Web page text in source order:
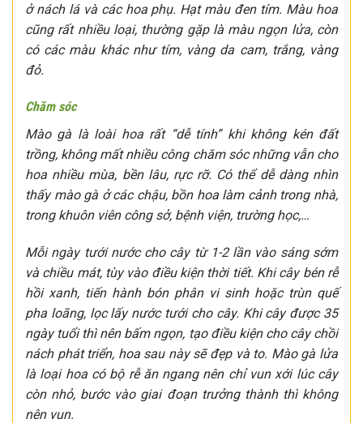
ở nách lá và các hoa phụ. Hạt màu đen tím. Màu hoa
cũng rất nhiều loại, thường gặp là màu ngọn lửa, còn
có các màu khác như tím, vàng da cam, trắng, vàng
đỏ.
Chăm sóc
Mào gà là loài hoa rất “dễ tính” khi không kén đất
trồng, không mất nhiều công chăm sóc những vẫn cho
hoa nhiều mùa, bền lâu, rực rỡ. Có thể dễ dàng nhìn
thấy mào gà ở các chậu, bồn hoa làm cảnh trong nhà,
trong khuôn viên công sở, bệnh viện, trường học,…
Mỗi ngày tưới nước cho cây từ 1-2 lần vào sáng sớm
và chiều mát, tùy vào điều kiện thời tiết. Khi cây bén rễ
hồi xanh, tiến hành bón phân vi sinh hoặc trùn quế
pha loãng, lọc lấy nước tưới cho cây. Khi cây được 35
ngày tuổi thì nên bấm ngọn, tạo điều kiện cho cây chồi
nách phát triển, hoa sau này sẽ đẹp và to. Mào gà lửa
là loại hoa có bộ rễ ăn ngang nên chỉ vun xới lúc cây
còn nhỏ, bước vào giai đoạn trưởng thành thì không
nên vun.